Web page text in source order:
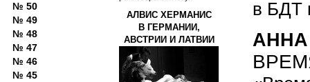
АЛВИС ХЕРМАНИС
В ГЕРМАНИИ,
АВСТРИИ И ЛАТВИИ
в БДТ
№ 50
№ 49
№ 48
№ 47
№ 46
№ 45